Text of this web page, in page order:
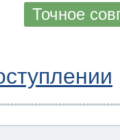
Точное